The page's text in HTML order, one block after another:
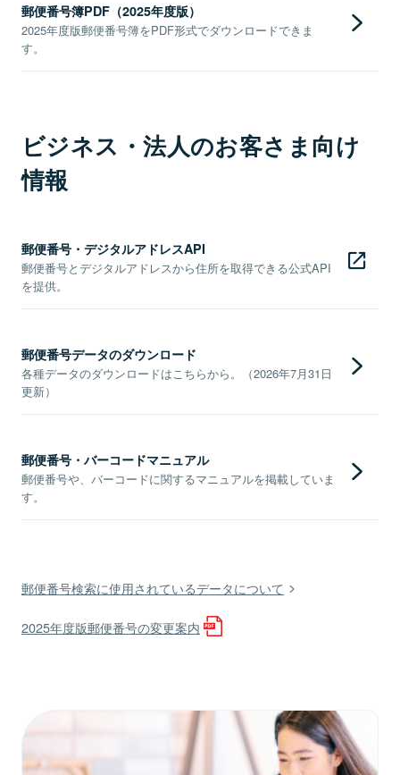
郵便番号簿PDF（2025年度版）
2025年度版郵便番号簿をPDF形式でダウンロードできま
す。
ビジネス・法人のお客さま向け
情報
郵便番号・デジタルアドレスAPI
郵便番号とデジタルアドレスから住所を取得できる公式API
を提供。
郵便番号データのダウンロード
各種データのダウンロードはこちらから。（2026年7月31日
更新）
郵便番号・バーコードマニュアル
郵便番号や、バーコードに関するマニュアルを掲載していま
す。
郵便番号検索に使用されているデータについて
2025年度版郵便番号の変更案内